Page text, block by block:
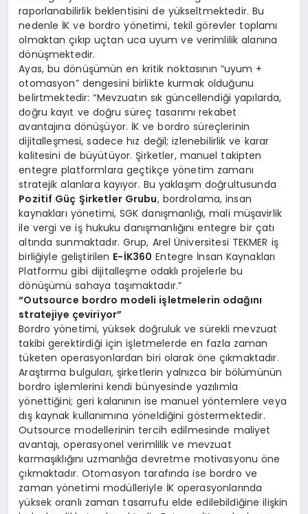
raporlanabilirlik beklentisini de yükseltmektedir. Bu
nedenle İK ve bordro yönetimi, tekil görevler toplamı
olmaktan çıkıp uçtan uca uyum ve verimlilik alanına
dönüşmektedir.
Ayas, bu dönüşümün en kritik noktasının “uyum +
otomasyon” dengesini birlikte kurmak olduğunu
belirtmektedir: “Mevzuatın sık güncellendiği yapılarda,
doğru kayıt ve doğru süreç tasarımı rekabet
avantajına dönüşüyor. İK ve bordro süreçlerinin
dijitalleşmesi, sadece hız değil; izlenebilirlik ve karar
kalitesini de büyütüyor. Şirketler, manuel takipten
entegre platformlara geçtikçe yönetim zamanı
stratejik alanlara kayıyor. Bu yaklaşım doğrultusunda
Pozitif Güç Şirketler Grubu, bordrolama, insan
kaynakları yönetimi, SGK danışmanlığı, mali müşavirlik
ile vergi ve iş hukuku danışmanlığını entegre bir çatı
altında sunmaktadır. Grup, Arel Üniversitesi TEKMER iş
birliğiyle geliştirilen E-İK360 Entegre İnsan Kaynakları
Platformu gibi dijitalleşme odaklı projelerle bu
dönüşümü sahaya taşımaktadır.”
“Outsource bordro modeli işletmelerin odağını
stratejiye çeviriyor”
Bordro yönetimi, yüksek doğruluk ve sürekli mevzuat
takibi gerektirdiği için işletmelerde en fazla zaman
tüketen operasyonlardan biri olarak öne çıkmaktadır.
Araştırma bulguları, şirketlerin yalnızca bir bölümünün
bordro işlemlerini kendi bünyesinde yazılımla
yönettiğini; geri kalanının ise manuel yöntemlere veya
dış kaynak kullanımına yöneldiğini göstermektedir.
Outsource modellerinin tercih edilmesinde maliyet
avantajı, operasyonel verimlilik ve mevzuat
karmaşıklığını uzmanlığa devretme motivasyonu öne
çıkmaktadır. Otomasyon tarafında ise bordro ve
zaman yönetimi modülleriyle İK operasyonlarında
yüksek oranlı zaman tasarrufu elde edilebildiğine ilişkin